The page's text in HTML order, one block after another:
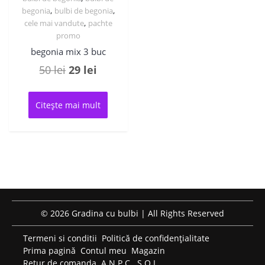
begonia, bulbi de begonia,
cele mai vandute, pachte
promo
begonia mix 3 buc
50lei Prețul
a
fost:
29 lei
este:
29 lei.
Citește mai mult
© 2026 Gradina cu bulbi | All Rights Reserved
Termeni si conditii Politică de confidențialitate
Prima pagină Contul meu Magazin
Retur de comanda A.N.P.C. S.O.L.